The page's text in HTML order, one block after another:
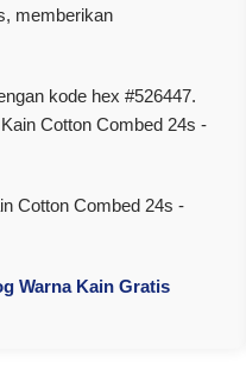
memberikan
kode hex #526447.
Cotton Combed 24s -
Cotton Combed 24s -
Warna Kain Gratis